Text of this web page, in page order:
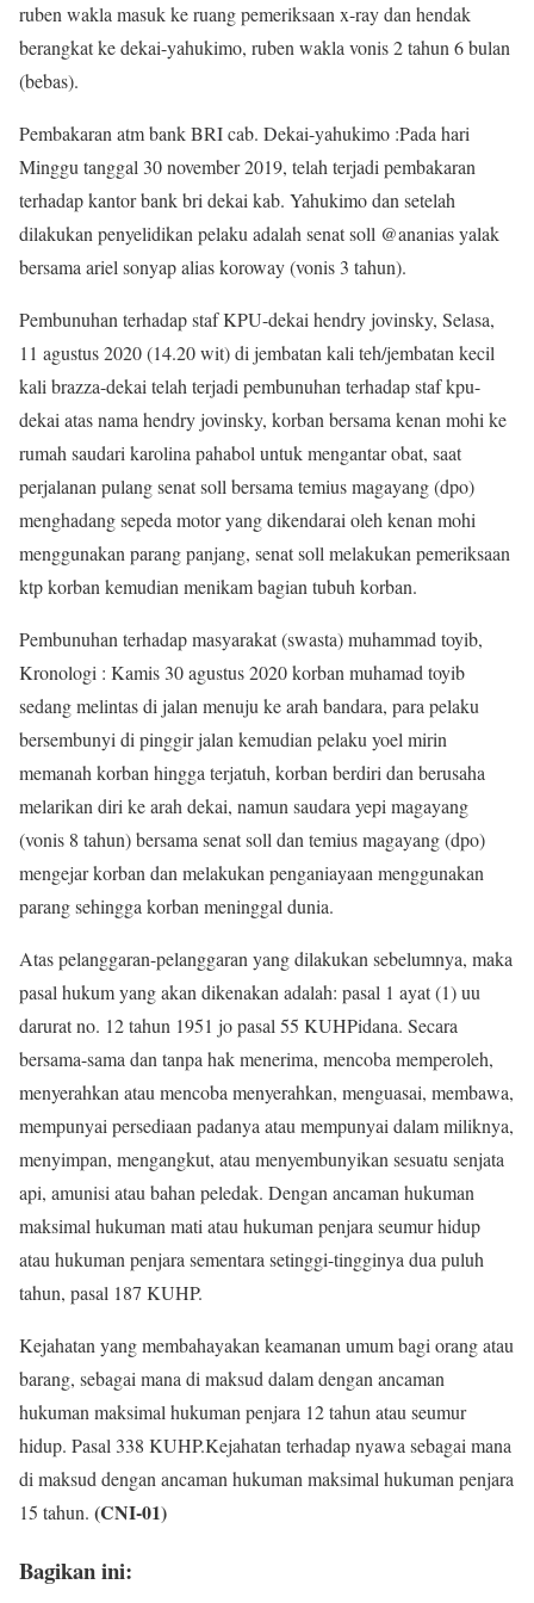
ruben wakla masuk ke ruang pemeriksaan x-ray dan hendak
berangkat ke dekai-yahukimo, ruben wakla vonis 2 tahun 6 bulan
(bebas).
Pembakaran atm bank BRI cab. Dekai-yahukimo :Pada hari
Minggu tanggal 30 november 2019, telah terjadi pembakaran
terhadap kantor bank bri dekai kab. Yahukimo dan setelah
dilakukan penyelidikan pelaku adalah senat soll @ananias yalak
bersama ariel sonyap alias koroway (vonis 3 tahun).
Pembunuhan terhadap staf KPU-dekai hendry jovinsky, Selasa,
11 agustus 2020 (14.20 wit) di jembatan kali teh/jembatan kecil
kali brazza-dekai telah terjadi pembunuhan terhadap staf kpu-
dekai atas nama hendry jovinsky, korban bersama kenan mohi ke
rumah saudari karolina pahabol untuk mengantar obat, saat
perjalanan pulang senat soll bersama temius magayang (dpo)
menghadang sepeda motor yang dikendarai oleh kenan mohi
menggunakan parang panjang, senat soll melakukan pemeriksaan
ktp korban kemudian menikam bagian tubuh korban.
Pembunuhan terhadap masyarakat (swasta) muhammad toyib,
Kronologi : Kamis 30 agustus 2020 korban muhamad toyib
sedang melintas di jalan menuju ke arah bandara, para pelaku
bersembunyi di pinggir jalan kemudian pelaku yoel mirin
memanah korban hingga terjatuh, korban berdiri dan berusaha
melarikan diri ke arah dekai, namun saudara yepi magayang
(vonis 8 tahun) bersama senat soll dan temius magayang (dpo)
mengejar korban dan melakukan penganiayaan menggunakan
parang sehingga korban meninggal dunia.
Atas pelanggaran-pelanggaran yang dilakukan sebelumnya, maka
pasal hukum yang akan dikenakan adalah: pasal 1 ayat (1) uu
darurat no. 12 tahun 1951 jo pasal 55 KUHPidana. Secara
bersama-sama dan tanpa hak menerima, mencoba memperoleh,
menyerahkan atau mencoba menyerahkan, menguasai, membawa,
mempunyai persediaan padanya atau mempunyai dalam miliknya,
menyimpan, mengangkut, atau menyembunyikan sesuatu senjata
api, amunisi atau bahan peledak. Dengan ancaman hukuman
maksimal hukuman mati atau hukuman penjara seumur hidup
atau hukuman penjara sementara setinggi-tingginya dua puluh
tahun, pasal 187 KUHP.
Kejahatan yang membahayakan keamanan umum bagi orang atau
barang, sebagai mana di maksud dalam dengan ancaman
hukuman maksimal hukuman penjara 12 tahun atau seumur
hidup. Pasal 338 KUHP.Kejahatan terhadap nyawa sebagai mana
di maksud dengan ancaman hukuman maksimal hukuman penjara
15 tahun. (CNI-01)
Bagikan ini: